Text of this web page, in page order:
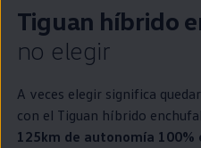
Tiguan híbrido
no elegir
A veces elegir significa
con el Tiguan híbrido
125km de autonomía 100%